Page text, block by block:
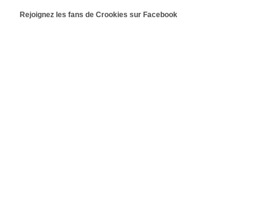
Rejoignez les fans de Crookies sur Facebook